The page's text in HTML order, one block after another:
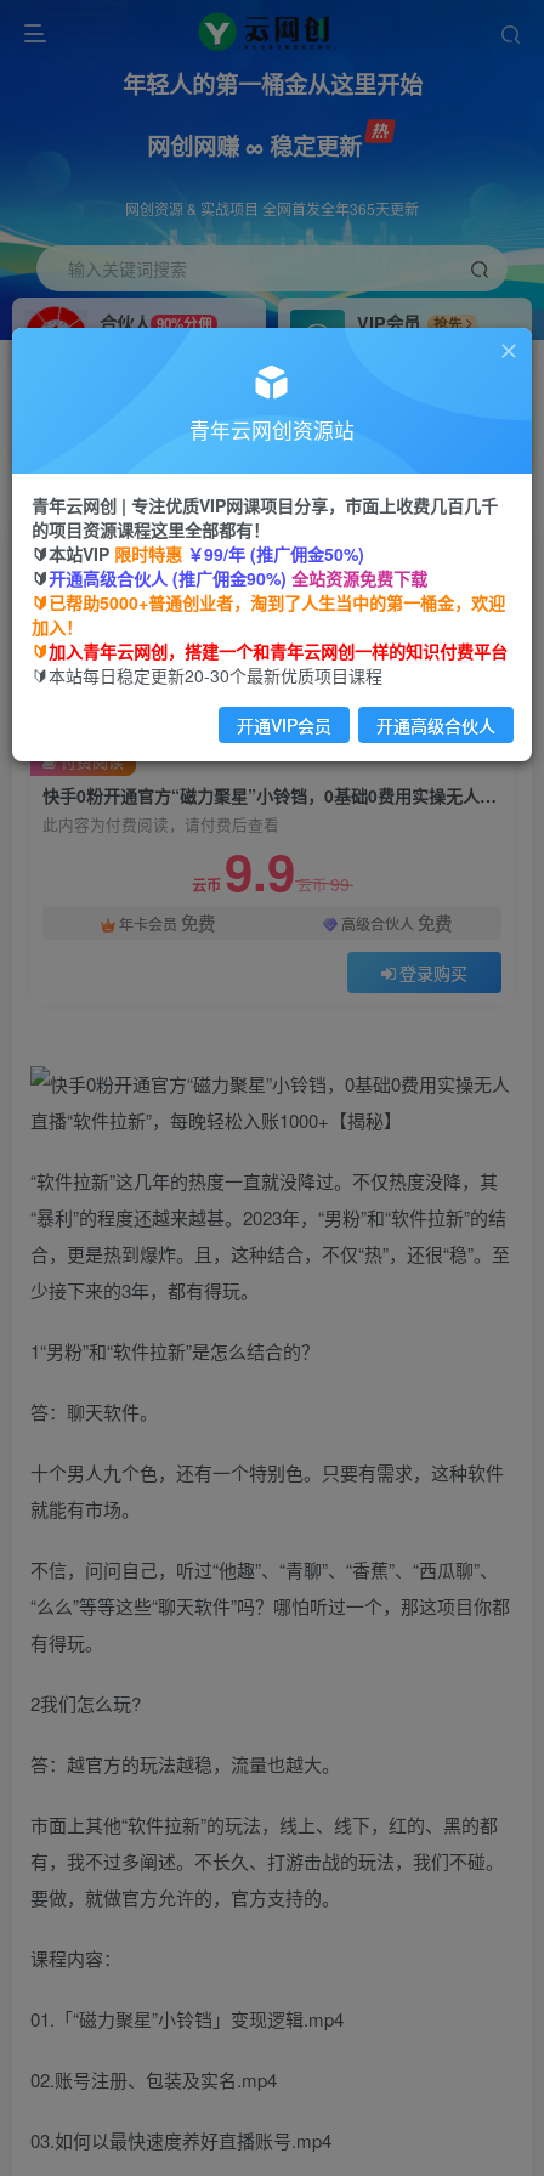
年轻人的第一桶金从这里开始
网创网赚 ∞ 稳定更新
网创资源 & 实战项目 全网首发全年365天更新
输入关键词搜索
合伙人 90%分佣
VIP会员
抢先
搭建同款网站，自己当老板
首页 创业课程 会员免费 正文
快手0粉开通官方“磁力聚星”小铃铛，0基础0费用
实操无人直播“软件拉新”，每晚轻松入账1000+
【揭秘】
青年云网创
2年前发布
1860 82
快手0粉开通官方“磁力聚星”小铃铛，0基础0费用实操无人直播“软件拉新”，每晚轻松入账1000+【揭秘】
此内容为付费阅读，请付费后查看
云币 9.9云币99
年卡会员 免费 高级合伙人 免费
登录购买
付费阅读
“软件拉新”这几年的热度一直就没降过。不仅热度没降，其
“暴利”的程度还越来越甚。2023年，“男粉”和“软件拉新”的结
合，更是热到爆炸。且，这种结合，不仅“热”，还很“稳”。至
少接下来的3年，都有得玩。
1“男粉”和“软件拉新”是怎么结合的？
答：聊天软件。
十个男人九个色，还有一个特别色。只要有需求，这种软件
就能有市场。
不信，问问自己，听过“他趣”、“青聊”、“香蕉”、“西瓜聊”、
“么么”等等这些“聊天软件”吗？哪怕听过一个，那这项目你都
有得玩。
2我们怎么玩?
答：越官方的玩法越稳，流量也越大。
市面上其他“软件拉新”的玩法，线上、线下，红的、黑的都
有，我不过多阐述。不长久、打游击战的玩法，我们不碰。
要做，就做官方允许的，官方支持的。
课程内容：
01.「“磁力聚星”小铃铛」变现逻辑.mp4
02.账号注册、包装及实名.mp4
03.如何以最快速度养好直播账号.mp4
青年云网创资源站
青年云网创 | 专注优质VIP网课项目分享，市面上收费几百几千
的项目资源课程这里全部都有！
🔰本站VIP 限时特惠 ￥99/年 (推广佣金50%)
🔰开通高级合伙人 (推广佣金90%) 全站资源免费下载
🔰已帮助5000+普通创业者，淘到了人生当中的第一桶金，欢迎
加入！
🔰加入青年云网创，搭建一个和青年云网创一样的知识付费平台
🔰本站每日稳定更新20-30个最新优质项目课程
开通VIP会员 开通高级合伙人